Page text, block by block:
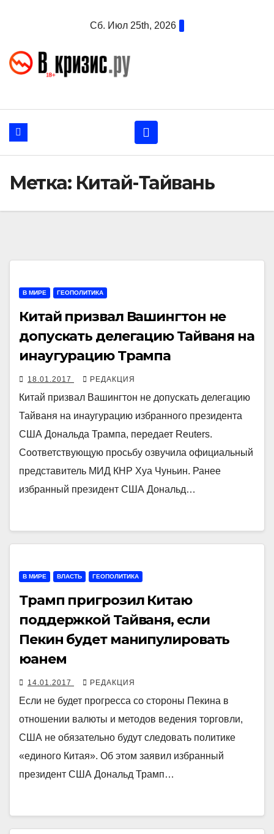
Сб. Июл 25th, 2026
Метка: Китай-Тайвань
В МИРЕ ГЕОПОЛИТИКА
Китай призвал Вашингтон не
допускать делегацию Тайваня на
инаугурацию Трампа
18.01.2017 РЕДАКЦИЯ
Китай призвал Вашингтон не допускать делегацию
Тайваня на инаугурацию избранного президента
США Дональда Трампа, передает Reuters.
Соответствующую просьбу озвучила официальный
представитель МИД КНР Хуа Чуньин. Ранее
избранный президент США Дональд…
В МИРЕ ВЛАСТЬ ГЕОПОЛИТИКА
Трамп пригрозил Китаю
поддержкой Тайваня, если
Пекин будет манипулировать
юанем
14.01.2017 РЕДАКЦИЯ
Если не будет прогресса со стороны Пекина в
отношении валюты и методов ведения торговли,
США не обязательно будут следовать политике
«единого Китая». Об этом заявил избранный
президент США Дональд Трамп…